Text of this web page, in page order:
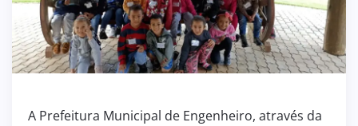
A Prefeitura Municipal de Engenheiro, através da